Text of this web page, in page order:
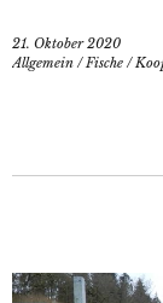
21. Oktober 2020
Allgemein /Fische /